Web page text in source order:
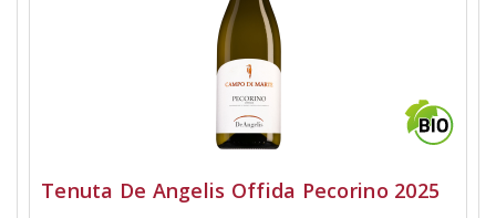
Tenuta De Angelis Offida Pecorino 2025